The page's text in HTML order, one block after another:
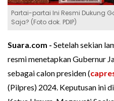
Partai-partai Ini Resmi Dukung
Saja? (Foto dok. PDIP)
Suara.com - Setelah sekian
resmi menetapkan Gubernur
sebagai calon presiden (
(Pilpres) 2024. Keputusan ini